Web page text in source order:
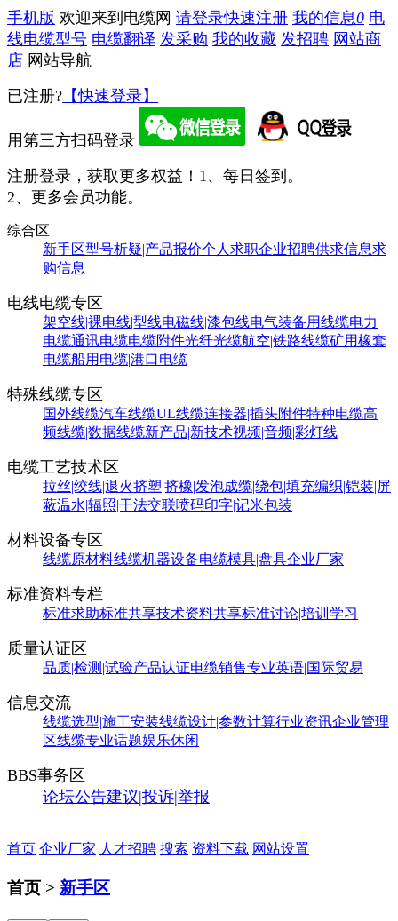
手机版 欢迎来到电缆网 请登录快速注册 我的信息0 电
线电缆型号 电缆翻译 发采购 我的收藏 发招聘 网站商
店 网站导航
已注册? 【快速登录】
用第三方扫码登录
注册登录，获取更多权益！ 1、每日签到。
2、更多会员功能。
综合区
新手区型号析疑|产品报价个人求职企业招聘供求信息求
购信息
电线电缆专区
架空线|裸电线|型线电磁线|漆包线电气装备用线缆电力
电缆通讯电缆电缆附件光纤光缆航空|铁路线缆矿用橡套
电缆船用电缆|港口电缆
特殊线缆专区
国外线缆汽车线缆UL线缆连接器|插头附件特种电缆高
频线缆|数据线缆新产品|新技术视频|音频|彩灯线
电缆工艺技术区
拉丝|绞线|退火挤塑|挤橡|发泡成缆|绕包|填充编织|铠装|屏
蔽温水|辐照|干法交联喷码印字|记米包装
材料设备专区
线缆原材料线缆机器设备电缆模具|盘具企业厂家
标准资料专栏
标准求助标准共享技术资料共享标准讨论|培训学习
质量认证区
品质|检测|试验产品认证电缆销售专业英语|国际贸易
信息交流
线缆选型|施工安装线缆设计|参数计算行业资讯企业管理
区线缆专业话题娱乐休闲
BBS事务区
论坛公告建议|投诉|举报
首页 企业厂家 人才招聘 搜索 资料下载 网站设置
首页 > 新手区